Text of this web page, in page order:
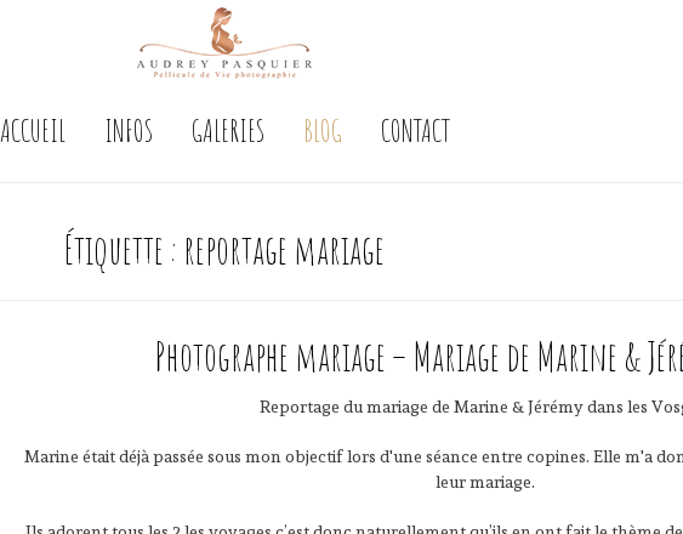
ACCUEIL INFOS GALERIES BLOG CONTACT
Étiquette : reportage mariage
Photographe mariage – Mariage de Marine &
Reportage du mariage de Marine & Jérémy dans les
Marine était déjà passée sous mon objectif lors d'une séance entre copines. Elle m'a
leur mariage.